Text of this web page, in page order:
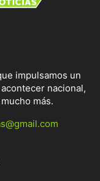
impulsamos un
nacional,
más.